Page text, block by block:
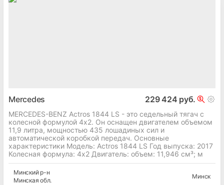
Mercedes 229 424 руб.
MERCEDES-BENZ Actros 1844 LS - это седельный тягач с
колесной формулой 4x2. Он оснащен двигателем объемом
11,9 литра, мощностью 435 лошадиных сил и
автоматической коробкой передач. Основные
характеристики Модель: Actros 1844 LS Год выпуска: 2017
Колесная формула: 4x2 Двигатель: объем: 11,946 см³; м
Минскийр-н
Минская обл.
Минск